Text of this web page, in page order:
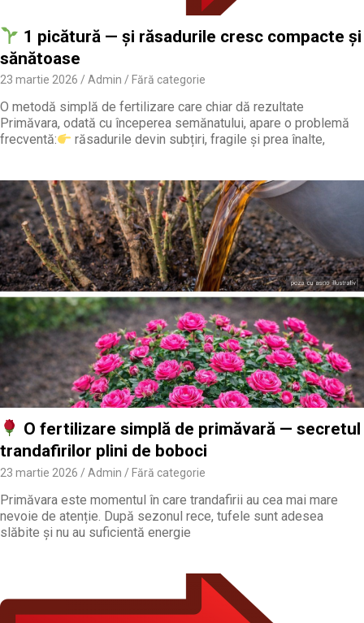
1 picătură — și răsadurile cresc compacte și
sănătoase
23 martie 2026 Admin Fără categorie
O metodă simplă de fertilizare care chiar dă rezultate
Primăvara, odată cu începerea semănatului, apare o problemă
frecventă:
răsadurile devin subțiri, fragile și prea înalte,
O fertilizare simplă de primăvară — secretul
trandafirilor plini de boboci
23 martie 2026 Admin Fără categorie
Primăvara este momentul în care trandafirii au cea mai mare
nevoie de atenție. După sezonul rece, tufele sunt adesea
slăbite și nu au suficientă energie